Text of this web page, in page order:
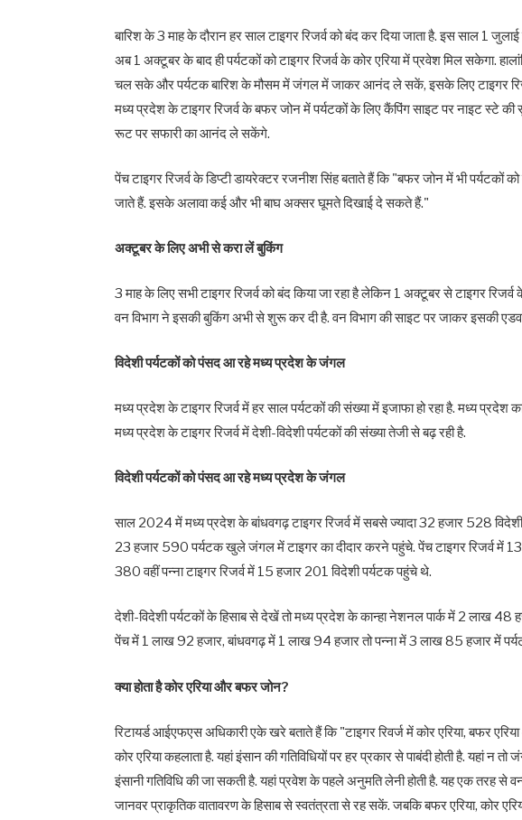
बारिश के 3 माह के दौरान हर साल टाइगर रिजर्व को बंद कर दिया जाता है. इस साल 1
अब 1 अक्टूबर के बाद ही पर्यटकों को टाइगर रिजर्व के कोर एरिया में प्रवेश मिल सकेगा.
चल सके और पर्यटक बारिश के मौसम में जंगल में जाकर आनंद ले सकें, इसके लिए टाइगर
मध्य प्रदेश के टाइगर रिजर्व के बफर जोन में पर्यटकों के लिए कैंपिंग साइट पर नाइट स्टे
रूट पर सफारी का आनंद ले सकेंगे.
पेंच टाइगर रिजर्व के डिप्टी डायरेक्टर रजनीश सिंह बताते हैं कि "बफर जोन में भी पर्यटकों
जाते हैं. इसके अलावा कई और भी बाघ अक्सर घूमते दिखाई दे सकते हैं."
अक्टूबर के लिए अभी से करा लें बुकिंग
3 माह के लिए सभी टाइगर रिजर्व को बंद किया जा रहा है लेकिन 1 अक्टूबर से टाइगर
वन विभाग ने इसकी बुकिंग अभी से शुरू कर दी है. वन विभाग की साइट पर जाकर इसकी
विदेशी पर्यटकों को पंसद आ रहे मध्य प्रदेश के जंगल
मध्य प्रदेश के टाइगर रिजर्व में हर साल पर्यटकों की संख्या में इजाफा हो रहा है. मध्य
मध्य प्रदेश के टाइगर रिजर्व में देशी-विदेशी पर्यटकों की संख्या तेजी से बढ़ रही है.
विदेशी पर्यटकों को पंसद आ रहे मध्य प्रदेश के जंगल
साल 2024 में मध्य प्रदेश के बांधवगढ़ टाइगर रिजर्व में सबसे ज्यादा 32 हजार 528
23 हजार 590 पर्यटक खुले जंगल में टाइगर का दीदार करने पहुंचे. पेंच टाइगर रिजर्व में
380 वहीं पन्ना टाइगर रिजर्व में 15 हजार 201 विदेशी पर्यटक पहुंचे थे.
देशी-विदेशी पर्यटकों के हिसाब से देखें तो मध्य प्रदेश के कान्हा नेशनल पार्क में 2 लाख
पेंच में 1 लाख 92 हजार, बांधवगढ़ में 1 लाख 94 हजार तो पन्ना में 3 लाख 85 हजार में
क्या होता है कोर एरिया और बफर जोन?
रिटायर्ड आईएफएस अधिकारी एके खरे बताते हैं कि "टाइगर रिवर्ज में कोर एरिया, बफर एरिया
कोर एरिया कहलाता है. यहां इंसान की गतिविधियों पर हर प्रकार से पाबंदी होती है. यहां
इंसानी गतिविधि की जा सकती है. यहां प्रवेश के पहले अनुमति लेनी होती है. यह एक तरह से
जानवर प्राकृतिक वातावरण के हिसाब से स्वतंत्रता से रह सकें. जबकि बफर एरिया, कोर